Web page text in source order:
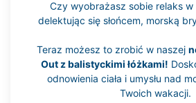
Czy wyobrażasz sobie relaks w
delektując się słońcem, morską
Teraz możesz to zrobić w naszej
Out z balistyckimi łóżkami!
odnowienia ciała i umysłu nad
Twoich wakacji.